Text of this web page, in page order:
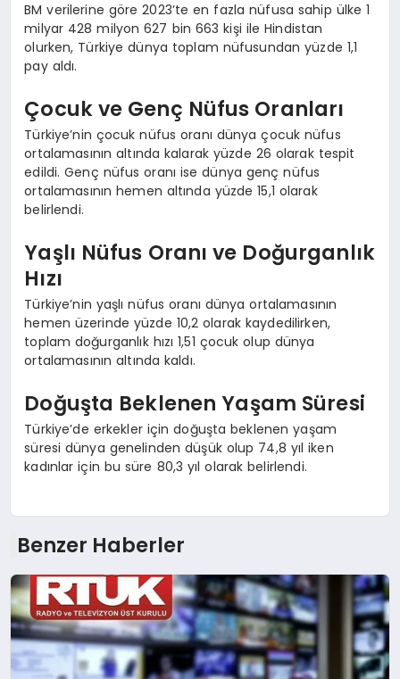
BM verilerine göre 2023’te en fazla nüfusa sahip ülke 1
milyar 428 milyon 627 bin 663 kişi ile Hindistan
olurken, Türkiye dünya toplam nüfusundan yüzde 1,1
pay aldı.
Çocuk ve Genç Nüfus Oranları
Türkiye’nin çocuk nüfus oranı dünya çocuk nüfus
ortalamasının altında kalarak yüzde 26 olarak tespit
edildi. Genç nüfus oranı ise dünya genç nüfus
ortalamasının hemen altında yüzde 15,1 olarak
belirlendi.
Yaşlı Nüfus Oranı ve Doğurganlık
Hızı
Türkiye’nin yaşlı nüfus oranı dünya ortalamasının
hemen üzerinde yüzde 10,2 olarak kaydedilirken,
toplam doğurganlık hızı 1,51 çocuk olup dünya
ortalamasının altında kaldı.
Doğuşta Beklenen Yaşam Süresi
Türkiye’de erkekler için doğuşta beklenen yaşam
süresi dünya genelinden düşük olup 74,8 yıl iken
kadınlar için bu süre 80,3 yıl olarak belirlendi.
Benzer Haberler